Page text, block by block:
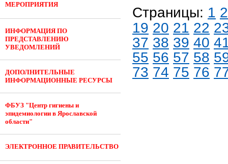
МЕРОПРИЯТИЯ
ИНФОРМАЦИЯ ПО
ПРЕДСТАВЛЕНИЮ
УВЕДОМЛЕНИЙ
ДОПОЛНИТЕЛЬНЫЕ
ИНФОРМАЦИОННЫЕ РЕСУРСЫ
ФБУЗ "Центр гигиены и
эпидемиологии в Ярославской
области"
ЭЛЕКТРОННОЕ ПРАВИТЕЛЬСТВО
Страницы: 1 2
19 20 21 22
37 38 39 40
55 56 57 58
73 74 75 76